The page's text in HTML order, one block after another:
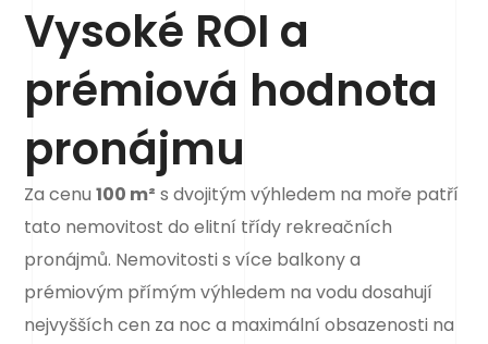
Vysoké ROI a
prémiová hodnota
pronájmu
Za cenu100 m² s dvojitým výhledem na moře patří
tato nemovitost do elitní třídy rekreačních
pronájmů. Nemovitosti s více balkony a
prémiovým přímým výhledem na vodu dosahují
nejvyšších cen za noc a maximální obsazenosti na